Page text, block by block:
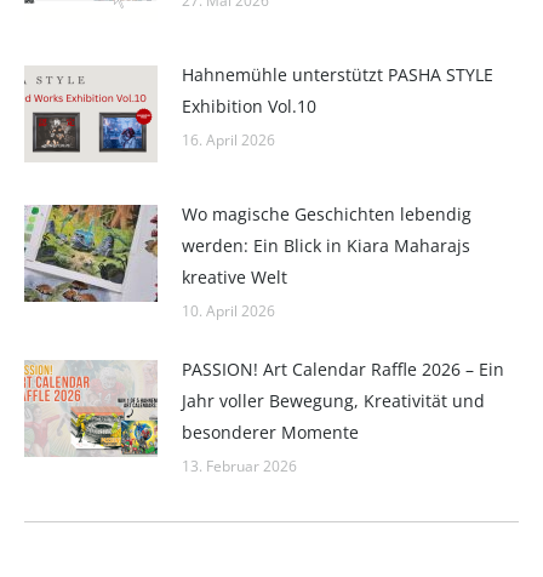
Hahnemühle unterstützt PASHA STYLE
Exhibition Vol.10
16. April 2026
Wo magische Geschichten lebendig
werden: Ein Blick in Kiara Maharajs
kreative Welt
10. April 2026
PASSION! Art Calendar Raffle 2026 – Ein
Jahr voller Bewegung, Kreativität und
besonderer Momente
13. Februar 2026